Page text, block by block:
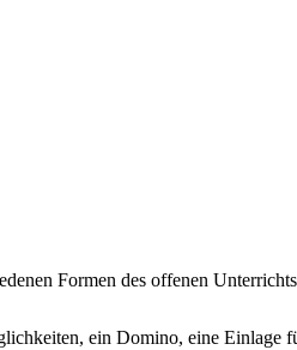
Formen des offenen
ein Domino, eine Einlage